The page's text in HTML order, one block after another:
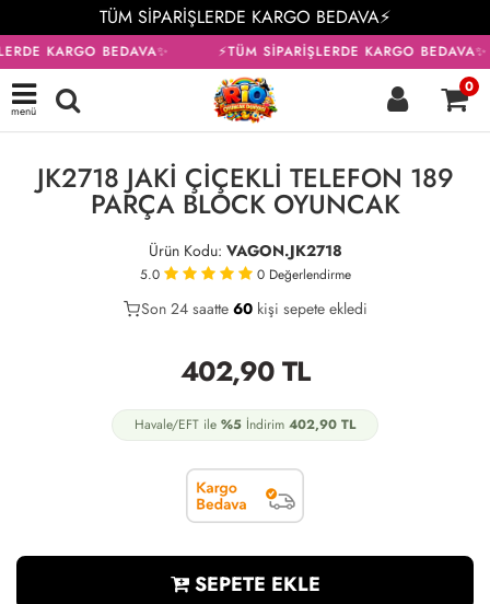
TÜM SİPARİŞLERDE KARGO BEDAVA⚡
KARGO BEDAVA✨ ⚡TÜM SİPARİŞLERDE KARGO BEDAVA✨
menü
0
JK2718 JAKİ ÇİÇEKLİ TELEFON 189
PARÇA BLOCK OYUNCAK
Ürün Kodu: VAGON.JK2718
5.0 0 Değerlendirme
35
Son 24 saatte 60kişi sepete ekledi
26
402,90TL
Havale/EFT ile %5 İndirim 402,90 TL
SEPETE EKLE